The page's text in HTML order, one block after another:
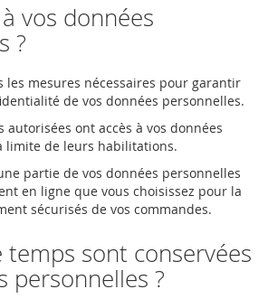
vos données
?
les mesures nécessaires pour garantir
de vos données personnelles.
autorisées ont accès à vos données
limite de leurs habilitations.
partie de vos données personnelles
en ligne que vous choisissez pour la
sécurisés de vos commandes.
temps sont conservées
personnelles ?